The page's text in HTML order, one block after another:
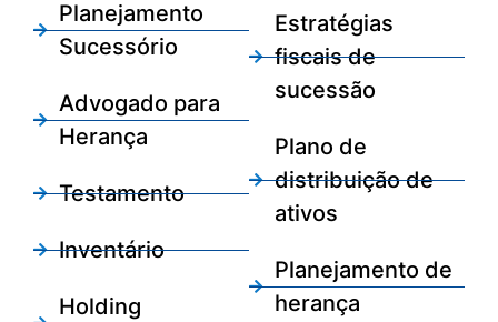
Planejamento
Sucessório
Advogado para
Herança
Testamento
Inventário
Holding
Estratégias
fiscais de
sucessão
Plano de
distribuição de
ativos
Planejamento de
herança